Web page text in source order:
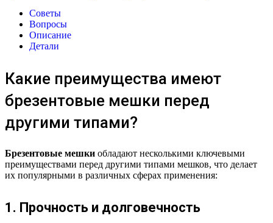
Советы
Вопросы
Описание
Детали
Какие преимущества имеют
брезентовые мешки перед
другими типами?
Брезентовые мешки обладают несколькими ключевыми
преимуществами перед другими типами мешков, что делает
их популярными в различных сферах применения:
1. Прочность и долговечность